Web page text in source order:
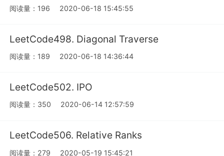
阅读量：196 2020-06-18 15:45:55
LeetCode498. Diagonal Traverse
阅读量：189 2020-06-18 14:36:44
LeetCode502. IPO
阅读量：350 2020-06-14 12:57:59
LeetCode506. Relative Ranks
阅读量：279 2020-05-19 15:45:21